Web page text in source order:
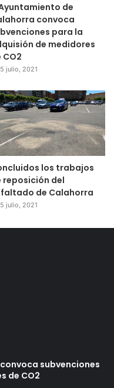
de
convoca
para la
de medidores
CO2
julio, 2021
los trabajos
reposición del
de Calahorra
julio, 2021
subvenciones
de CO2